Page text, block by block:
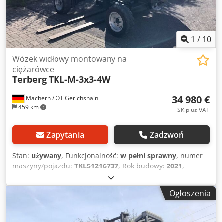
1 / 10
Machern / OT Gerichshain
459 km
Wózek widłowy montowany na
ciężarówce
TerbergTKL-M-3x3-4W
34 980 €
SK plus VAT
Zapytania Zadzwoń
Stan: używany, Funkcjonalność: w pełni sprawny, numer
maszyny/pojazdu: TKL51216737, Rok budowy: 2021,
, ładowność:
podnoszenia:4 000 mm, rodzaj paliwa:diesel, typ masztu:
, szerokość
, długość wideł:
, typ napędu:Diesel, szerokość
Ogłoszenia